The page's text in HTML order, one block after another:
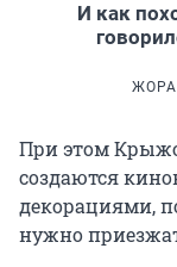
И как
При этом
создаются
декорациями,
нужно